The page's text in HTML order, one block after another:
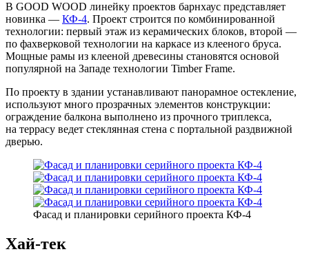
В GOOD WOOD линейку проектов барнхаус представляет
новинка — КФ-4. Проект строится по комбинированной
технологии: первый этаж из керамических блоков, второй —
по фахверковой технологии на каркасе из клееного бруса.
Мощные рамы из клееной древесины становятся основой
популярной на Западе технологии Timber Frame.
По проекту в здании устанавливают панорамное остекление,
используют много прозрачных элементов конструкции:
ограждение балкона выполнено из прочного триплекса,
на террасу ведет стеклянная стена с портальной раздвижной
дверью.
Фасад и планировки серийного проекта КФ-4
Хай-тек